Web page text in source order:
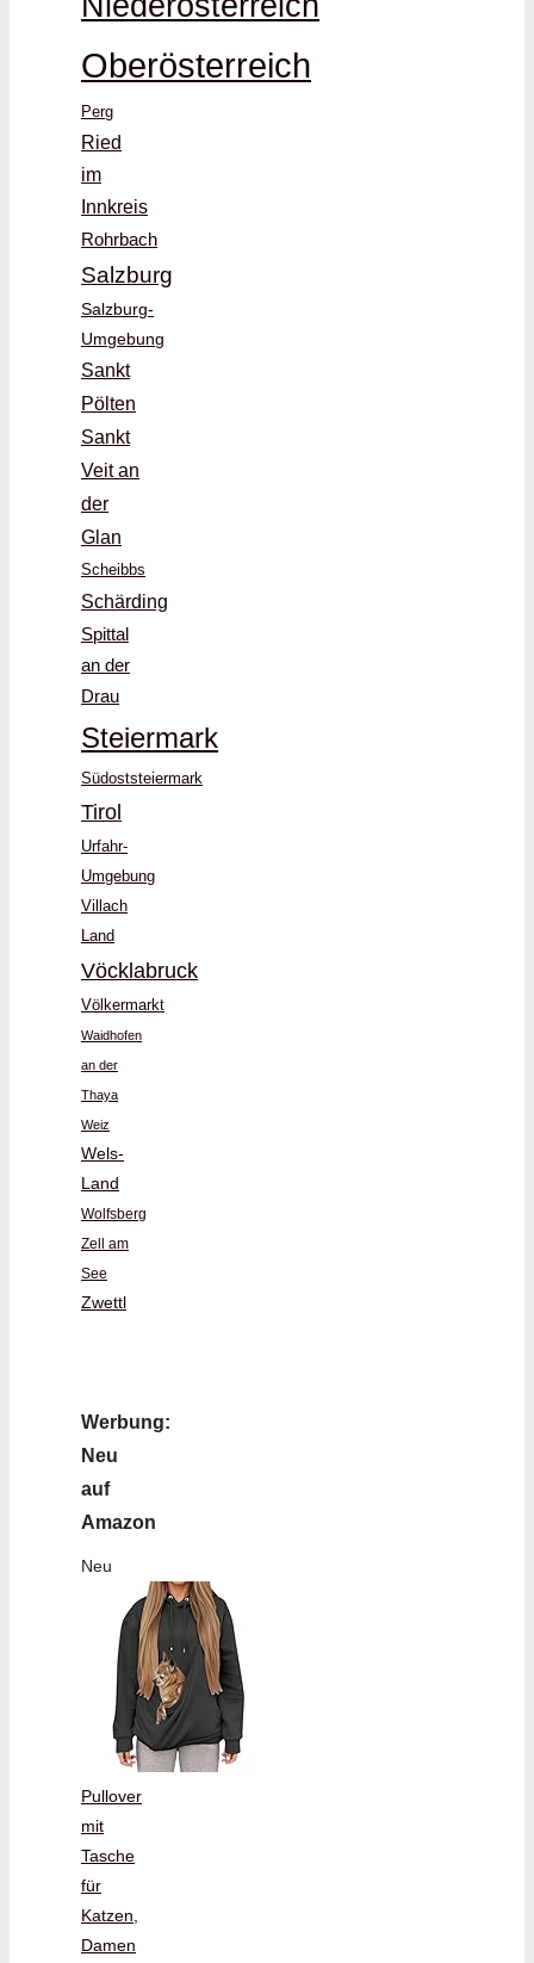
Oberösterreich
Perg
Ried
im
Innkreis
Rohrbach
Salzburg
Salzburg-
Umgebung
Sankt
Pölten
Sankt
Veit an
der
Glan
Scheibbs
Schärding
Spittal
an der
Drau
Steiermark
Südoststeiermark
Tirol
Urfahr-
Umgebung
Villach
Land
Vöcklabruck
Völkermarkt
Waidhofen
an der
Thaya
Weiz
Wels-
Land
Wolfsberg
Zell am
See
Zwettl
Werbung:
Neu
auf
Amazon
Neu
Pullover
mit
Tasche
für
Katzen,
Damen